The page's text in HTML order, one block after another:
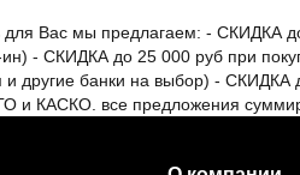
для Вас мы предлагаем: - СКИДКА
- СКИДКА до 25 000 руб при
другие банки на выбор) - СКИДКА
и КАСКО. все предложения
ГК КорсГрупп уже более 30 лет
в 11 городах РФ. Покупка